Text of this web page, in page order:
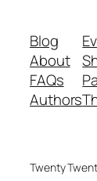
Blog
About
FAQs
Authors
Twenty